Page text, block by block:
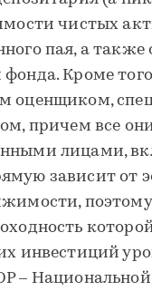
чистых
пая, а также
Кроме
оценщиком,
причем все
лицами,
зависит от
инвестиций
–